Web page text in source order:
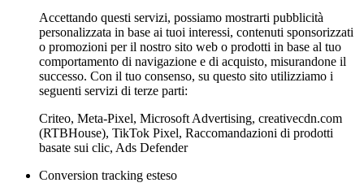
Accettando questi servizi, possiamo mostrarti pubblicità
personalizzata in base ai tuoi interessi, contenuti sponsorizzati
o promozioni per il nostro sito web o prodotti in base al tuo
comportamento di navigazione e di acquisto, misurandone il
successo. Con il tuo consenso, su questo sito utilizziamo i
seguenti servizi di terze parti:
Criteo, Meta-Pixel, Microsoft Advertising, creativecdn.com
(RTBHouse), TikTok Pixel, Raccomandazioni di prodotti
basate sui clic, Ads Defender
Conversion tracking esteso